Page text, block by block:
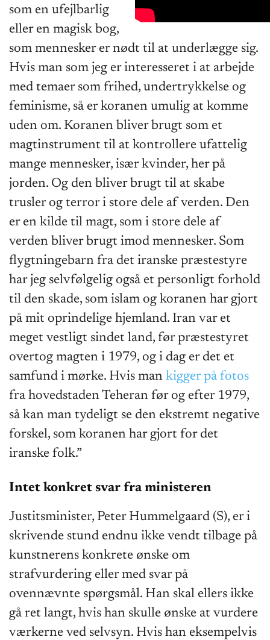
som en ufejlbarlig
eller en magisk bog,
som mennesker er nødt til at underlægge sig.
Hvis man som jeg er interesseret i at arbejde
med temaer som frihed, undertrykkelse og
feminisme, så er koranen umulig at komme
uden om. Koranen bliver brugt som et
magtinstrument til at kontrollere ufattelig
mange mennesker, især kvinder, her på
jorden. Og den bliver brugt til at skabe
trusler og terror i store dele af verden. Den
er en kilde til magt, som i store dele af
verden bliver brugt imod mennesker. Som
flygtningebarn fra det iranske præstestyre
har jeg selvfølgelig også et personligt forhold
til den skade, som islam og koranen har gjort
på mit oprindelige hjemland. Iran var et
meget vestligt sindet land, før præstestyret
overtog magten i 1979, og i dag er det et
samfund i mørke. Hvis man kigger på fotos
fra hovedstaden Teheran før og efter 1979,
så kan man tydeligt se den ekstremt negative
forskel, som koranen har gjort for det
iranske folk.”
Intet konkret svar fra ministeren
Justitsminister, Peter Hummelgaard (S), er i
skrivende stund endnu ikke vendt tilbage på
kunstnerens konkrete ønske om
strafvurdering eller med svar på
ovennævnte spørgsmål. Han skal ellers ikke
gå ret langt, hvis han skulle ønske at vurdere
værkerne ved selvsyn. Hvis han eksempelvis